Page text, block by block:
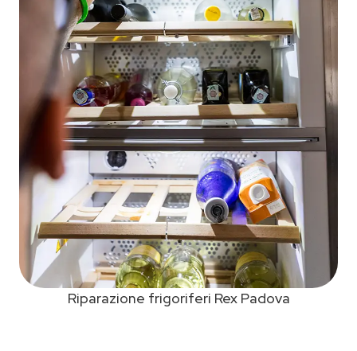
Riparazione frigoriferi Rex Padova